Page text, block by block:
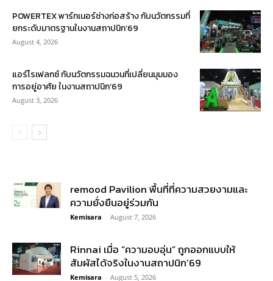
POWERTEX พาร์ทเนอร์ช่างก่อสร้าง กับนวัตกรรมที่
ยกระดับมาตรฐานในงานสถาปนิก’69
August 4, 2026
แอร์โรเฟลกซ์ กับนวัตกรรมฉนวนที่เปลี่ยนมุมมอง
การอยู่อาศัย ในงานสถาปนิก’69
August 3, 2026
remood Pavilion พื้นที่ที่ความสวยงามและ
ความยั่งยืนอยู่ร่วมกัน
Kemisara - August 7, 2026
Rinnai เมื่อ “ความอบอุ่น” ถูกออกแบบให้
สัมผัสได้จริงในงานสถาปนิก’69
Kemisara - August 5, 2026